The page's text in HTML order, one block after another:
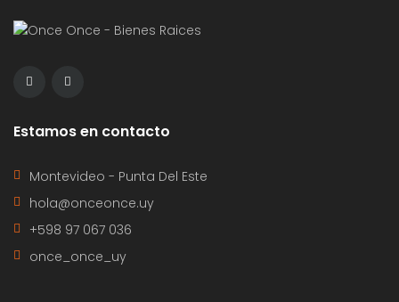
Estamos en contacto
Montevideo - Punta Del Este
hola@onceonce.uy
+598 97 067 036
once_once_uy